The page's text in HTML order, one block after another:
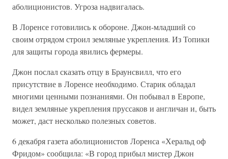
аболиционистов. Угроза надвигалась.
В Лоренсе готовились к обороне. Джон-младший со
своим отрядом строил земляные укрепления. Из Топики
для защиты города явились фермеры.
Джон послал сказать отцу в Браунсвилл, что его
присутствие в Лоренсе необходимо. Старик обладал
многими ценными познаниями. Он побывал в Европе,
видел земляные укрепления пруссаков и англичан и, быть
может, даст несколько полезных советов.
6 декабря газета аболиционистов Лоренса «Херальд оф
Фридом» сообщила: «В город прибыл мистер Джон